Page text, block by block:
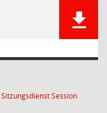
SitzungsdienstSession(Wird in